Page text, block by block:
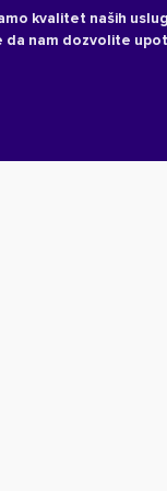
kvalitet naših
da nam dozvolite